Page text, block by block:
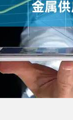
39.68